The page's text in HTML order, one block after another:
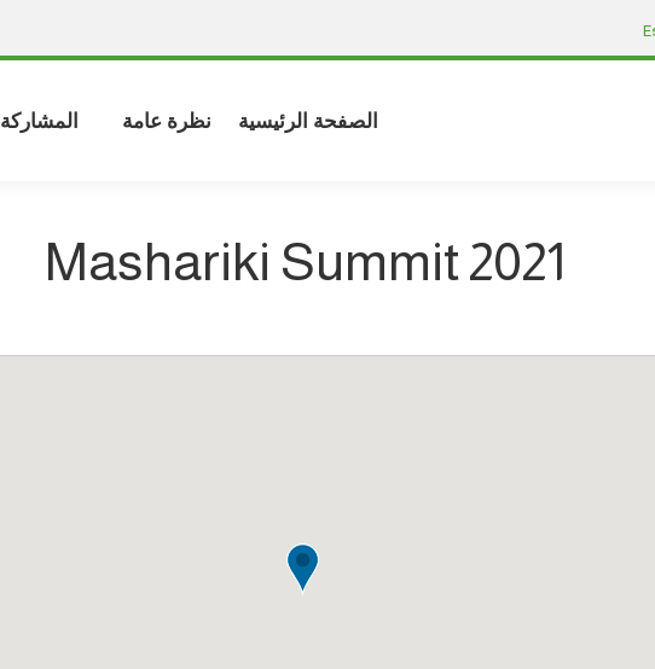
الصفحة الرئيسية نظرة عامة المشاركة
Mashariki Summit 2021